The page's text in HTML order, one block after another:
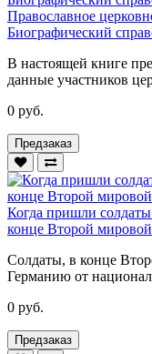
Православное
Биографический
В настоящей книге
данные участников
0 руб.
Предзаказ
Когда пришли
конце Второй
Солдаты, в конце
Германию от
0 руб.
Предзаказ